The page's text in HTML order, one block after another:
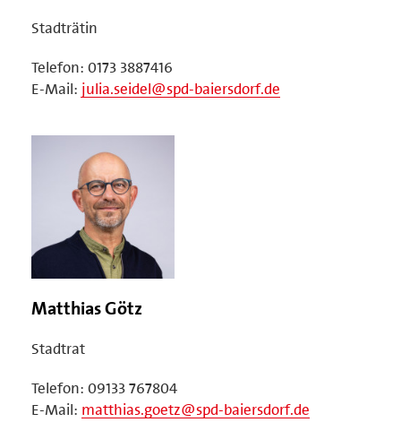
Stadträtin
Telefon: 0173 3887416
E-Mail: julia.seidel@spd-baiersdorf.de
Matthias Götz
Stadtrat
Telefon: 09133 767804
E-Mail: matthias.goetz@spd-baiersdorf.de